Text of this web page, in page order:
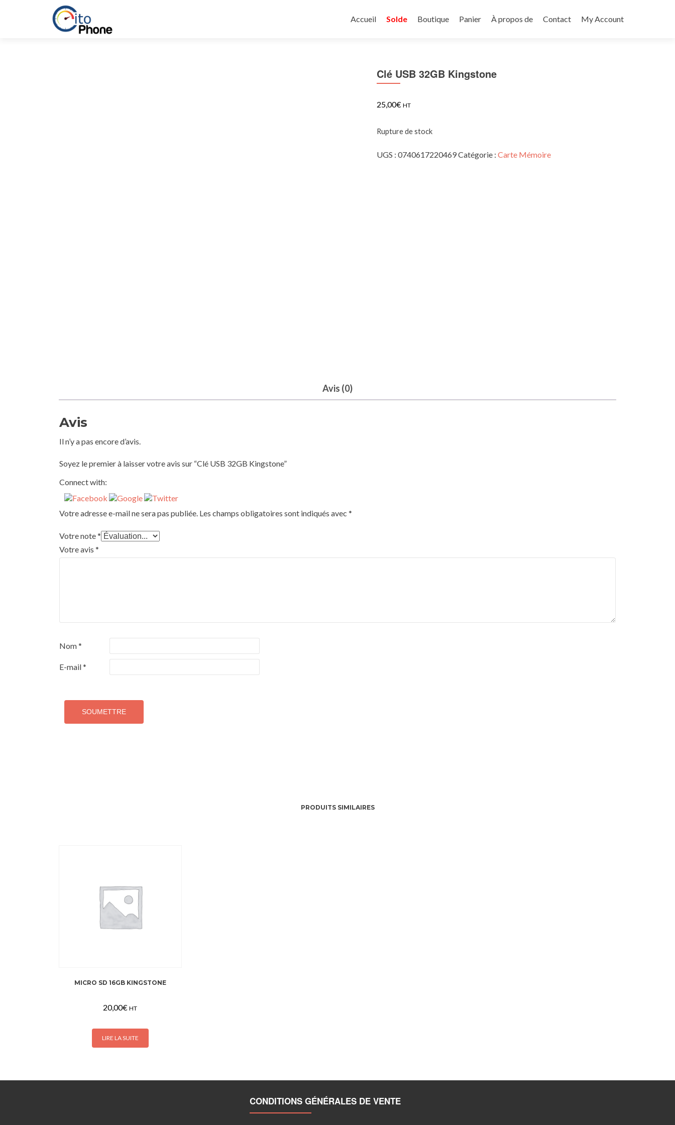
au
Accueil Solde Boutique Panier À propos de Contact My Account
Clé USB 32GB Kingstone
25,00€ HT
Rupture de stock
UGS : 0740617220469Catégorie : Carte Mémoire
Avis (0)
Avis
Il n’y a pas encore d’avis.
Soyez le premier à laisser votre avis sur “Clé USB 32GB Kingstone”
Connect with:
Votre adresse e-mail ne sera pas publiée. Les champs obligatoires sont indiqués avec *
Votre note*
Votre avis *
Nom*
E-mail*
PRODUITS SIMILAIRES
MICRO SD 16GB KINGSTONE
20,00€ HT
LIRE LA SUITE
CONDITIONS GÉNÉRALES DE VENTE